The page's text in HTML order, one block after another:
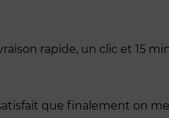
rapide, un clic et 15
que finalement on